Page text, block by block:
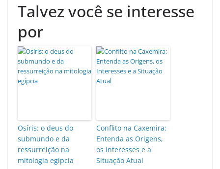
Talvez você se interesse
por
Osíris: o deus do
submundo e da
ressurreição na
mitologia egípcia
Conflito na Caxemira:
Entenda as Origens,
os Interesses e a
Situação Atual